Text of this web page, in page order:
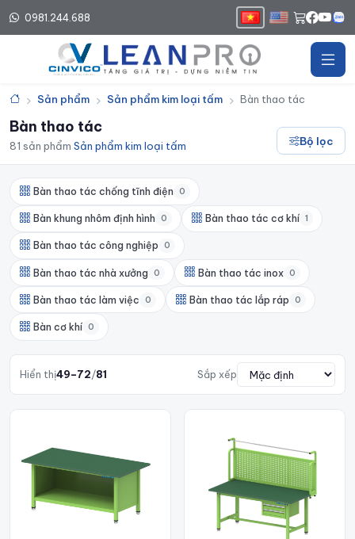
0981.244.688
Trang chủ
Sản phẩm Sản phẩm kim loại tấm Bàn thao tác
Bàn thao tác
81 sản phẩm Sản phẩm kim loại tấm Bộ lọc
Bàn thao tác chống tĩnh điện 0
Bàn khung nhôm định hình 0 Bàn thao tác cơ khí 1
Bàn thao tác công nghiệp 0
Bàn thao tác nhà xưởng 0 Bàn thao tác inox 0
Bàn thao tác làm việc 0 Bàn thao tác lắp ráp 0
Bàn cơ khí 0
Hiển thị49–72/81 Sắp xếp